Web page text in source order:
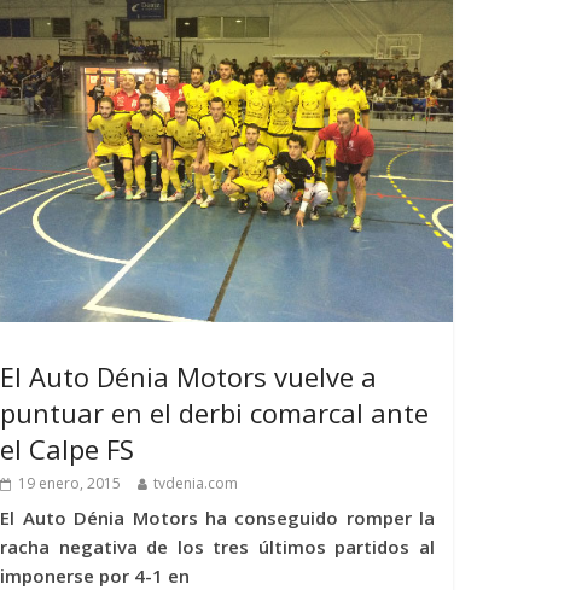
El Auto Dénia Motors vuelve a
puntuar en el derbi comarcal ante
el Calpe FS
19 enero, 2015 tvdenia.com
El Auto Dénia Motors ha conseguido romper la
racha negativa de los tres últimos partidos al
imponerse por 4-1 en